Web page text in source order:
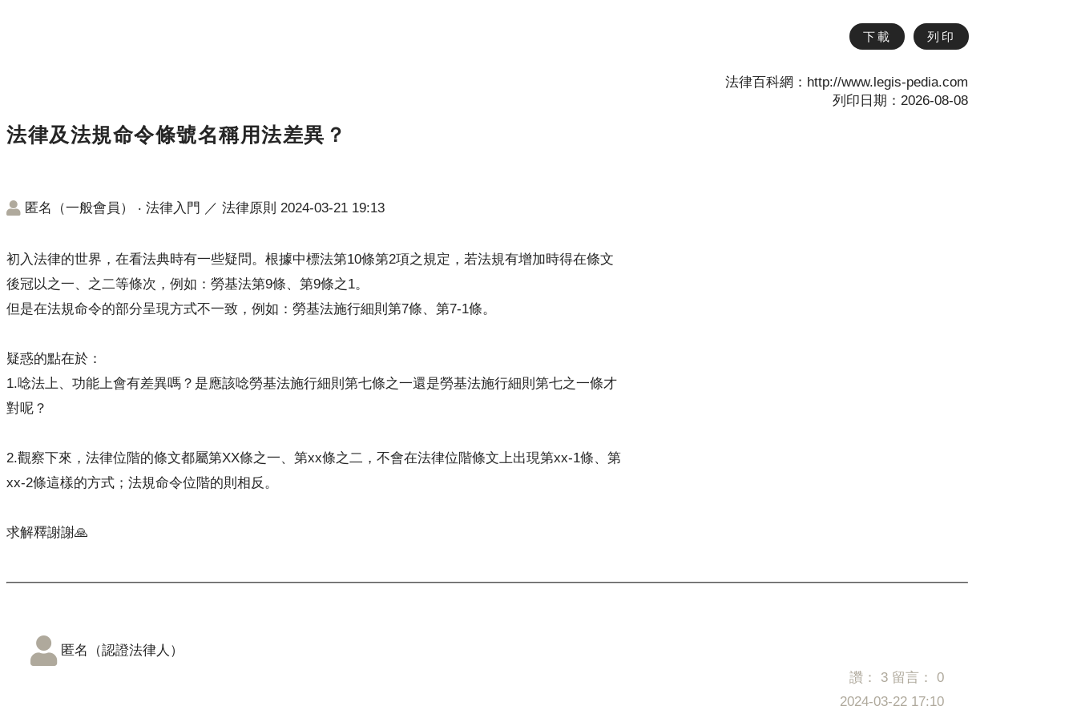
下載 列印
法律百科網：http://www.legis-pedia.com
列印日期：2026-08-08
法律及法規命令條號名稱用法差異？
匿名（一般會員） ‧ 法律入門 ／ 法律原則 2024-03-21 19:13
初入法律的世界，在看法典時有一些疑問。根據中標法第10條第2項之規定，若法規有增加時得在條文
後冠以之一、之二等條次，例如：勞基法第9條、第9條之1。
但是在法規命令的部分呈現方式不一致，例如：勞基法施行細則第7條、第7-1條。
疑惑的點在於：
1.唸法上、功能上會有差異嗎？是應該唸勞基法施行細則第七條之一還是勞基法施行細則第七之一條才
對呢？
2.觀察下來，法律位階的條文都屬第XX條之一、第xx條之二，不會在法律位階條文上出現第xx-1條、第
xx-2條這樣的方式；法規命令位階的則相反。
求解釋謝謝🙏
匿名（認證法律人）
讚： 3 留言： 0
2024-03-22 17:10